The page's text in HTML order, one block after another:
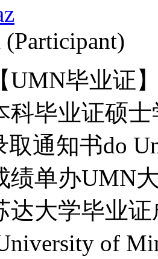
UMN毕业证
科毕业证硕
取通知书do
绩单办UMN
达大学毕业
of